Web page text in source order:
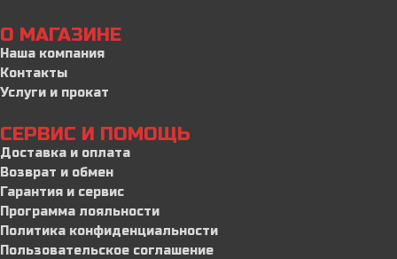
О МАГАЗИНЕ
Наша компания
Контакты
Услуги и прокат
СЕРВИС И ПОМОЩЬ
Доставка и оплата
Возврат и обмен
Гарантия и сервис
Программа лояльности
Политика конфиденциальности
Пользовательское соглашение